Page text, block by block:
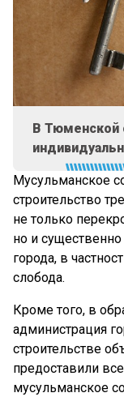
В Тюменской
Мусульманское
строительство
не только
но и существенно
города, в
слобода.
Кроме того, в
администрация
строительстве
предоставили
мусульманское